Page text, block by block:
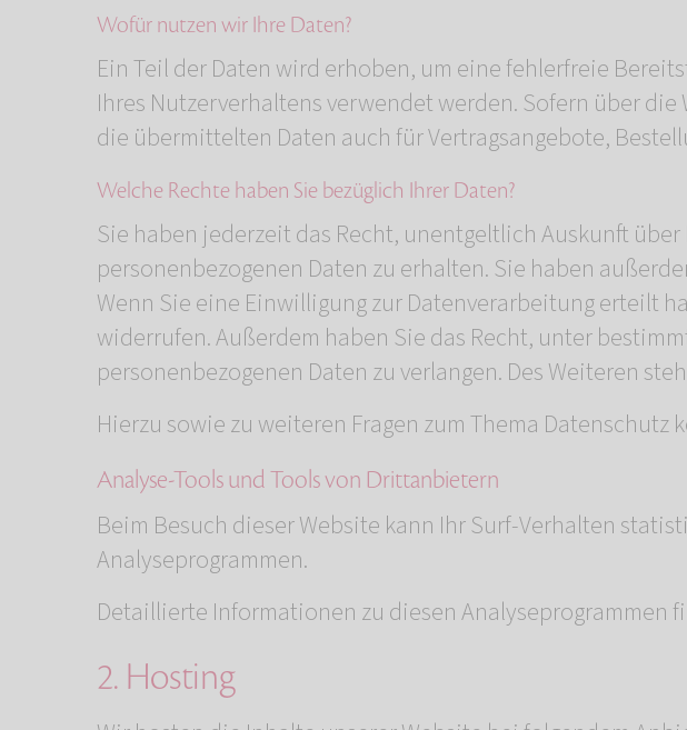
Wofür nutzen wir Ihre Daten?
Ein Teil der Daten wird erhoben, um eine fehlerfreie
Ihres Nutzerverhaltens verwendet werden. Sofern über
die übermittelten Daten auch für Vertragsangebote,
Welche Rechte haben Sie bezüglich Ihrer Daten?
Sie haben jederzeit das Recht, unentgeltlich Auskunft
personenbezogenen Daten zu erhalten. Sie haben
Wenn Sie eine Einwilligung zur Datenverarbeitung erteilt
widerrufen. Außerdem haben Sie das Recht, unter
personenbezogenen Daten zu verlangen. Des Weiteren
Hierzu sowie zu weiteren Fragen zum Thema
Analyse-Tools und Tools von Dritt­anbietern
Beim Besuch dieser Website kann Ihr Surf-Verhalten
Analyseprogrammen.
Detaillierte Informationen zu diesen Analyseprogrammen
2. Hosting